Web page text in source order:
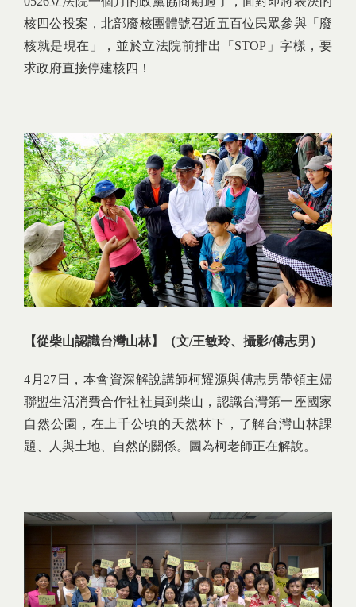
核四公投案，北部廢核團體號召近五百位民眾參與「廢
核就是現在」，並於立法院前排出「STOP」字樣，要
求政府直接停建核四！
【從柴山認識台灣山林】 （文/王敏玲、攝影/傅志男）
4月27日，本會資深解說講師柯耀源與傅志男帶領主婦
聯盟生活消費合作社社員到柴山，認識台灣第一座國家
自然公園，在上千公頃的天然林下，了解台灣山林課
題、人與土地、自然的關係。圖為柯老師正在解說。